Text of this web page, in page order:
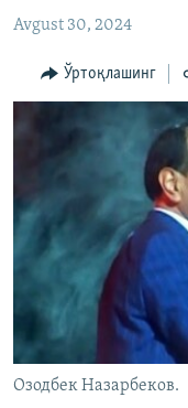
Озодлик бошқа
Avgust 30, 2024
Ўртоқлашинг
Озодбек Назарбеков.